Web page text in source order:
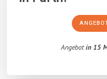
Angebotin 15